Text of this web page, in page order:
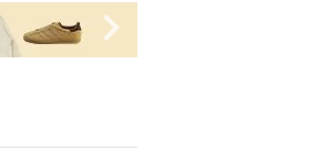
navigate_next